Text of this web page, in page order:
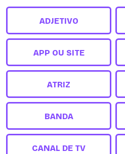
ADJETIVO
APP OU SITE
ATRIZ
BANDA
CANAL DE TV